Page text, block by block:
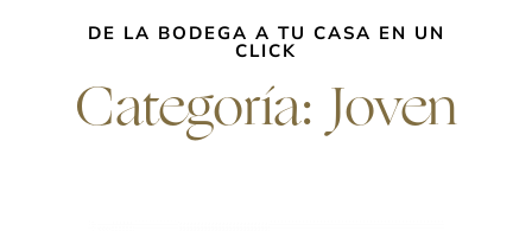
DE LA BODEGA A TU CASA EN UN
CLICK
Categoría: Joven